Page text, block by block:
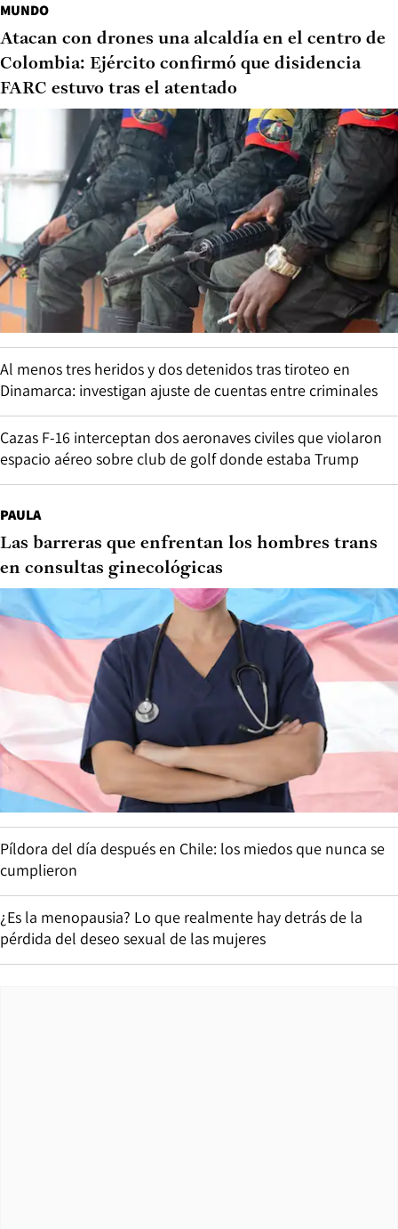
MUNDO
Atacan con drones una alcaldía en el centro de
Colombia: Ejército confirmó que disidencia
FARC estuvo tras el atentado
Al menos tres heridos y dos detenidos tras tiroteo en
Dinamarca: investigan ajuste de cuentas entre criminales
Cazas F-16 interceptan dos aeronaves civiles que violaron
espacio aéreo sobre club de golf donde estaba Trump
PAULA
Las barreras que enfrentan los hombres trans
en consultas ginecológicas
Píldora del día después en Chile: los miedos que nunca se
cumplieron
¿Es la menopausia? Lo que realmente hay detrás de la
pérdida del deseo sexual de las mujeres